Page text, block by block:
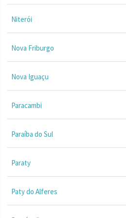
Niterói
Nova Friburgo
Nova Iguaçu
Paracambi
Paraíba do Sul
Paraty
Paty do Alferes